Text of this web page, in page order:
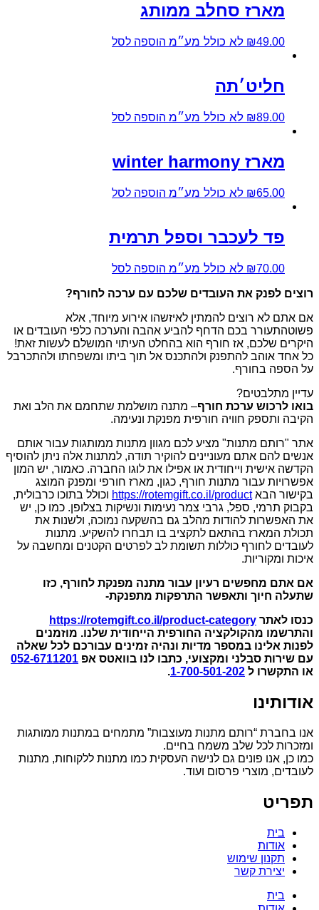
מארז סחלב ממותג
₪49.00 לא כולל מע״מ הוספה לסל
חליט׳תה
₪89.00 לא כולל מע״מ הוספה לסל
מארז winter harmony
₪65.00 לא כולל מע״מ הוספה לסל
פד לעכבר וספל תרמית
₪70.00 לא כולל מע״מ הוספה לסל
רוצים לפנק את העובדים שלכם עם ערכה לחורף?
אם אתם לא רוצים להמתין לאיזשהו אירוע מיוחד, אלא
פשוטהתעורר בכם הדחף להביע אהבה והערכה כלפי העובדים או
היקרים שלכם, אז חורף הוא בהחלט העיתוי המושלם לעשות זאת!
כל אחד אוהב להתפנק ולהתכנס אל תוך ביתו ומשפחתו ולהתכרבל
על הספה בחורף.
עדיין מתלבטים?
בואו לרכוש ערכת חורף– מתנה מושלמת שתחמם את הלב ואת
הקיבה ותספק חוויה חורפית מפנקת ונעימה.
אתר "רותם מתנות" מציע לכם מגוון מתנות ממותגות עבור אותם
אנשים להם אתם מעוניינים להוקיר תודה, למתנות אלה ניתן להוסיף
הקדשה אישית וייחודית או אפילו את לוגו החברה. כאמור, יש המון
אפשרויות עבור מתנות חורף, כגון, מארז חורפי ומפנק המוצג
בקישור הבאhttps://rotemgift.co.il/product וכולל בתוכו כרבולית,
בקבוק תרמי, ספל, גרבי צמר נעימות ונשיקות בצלופן. כמו כן, יש
את האפשרות להודות מהלב גם בהשקעה נמוכה, ולשנות את
תכולת המארז בהתאם לתקציב בו תבחרו להשקיע. מתנות
לעובדים לחורף כוללות תשומת לב לפרטים הקטנים ומחשבה על
איכות ומקוריות.
אם אתם מחפשים רעיון עבור מתנה מפנקת לחורף, כזו
שתעלה חיוך ותאפשר התרפקות מתפנקת-
כנסו לאתר https://rotemgift.co.il/product-category
והתרשמו מהקולקציה החורפית הייחודית שלנו. מוזמנים
לפנות אלינו במספר מדיות ונהיה זמינים עבורכם לכל שאלה
עם שירות סבלני ומקצועי, כתבו לנו בוואטס אפ 052-6711201
או התקשרו ל 1-700-501-202
.
אודותינו
אנו בחברת “רותם מתנות מעוצבות” מתמחים במתנות ממותגות
ומזכרות לכל שלב משמח בחיים.
כמו כן, אנו פונים גם לנישה העסקית כמו מתנות ללקוחות, מתנות
לעובדים, מוצרי פרסום ועוד.
תפריט
בית
אודות
תקנון שימוש
יצירת קשר
בית